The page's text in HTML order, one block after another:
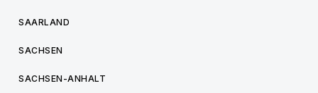
SAARLAND
SACHSEN
SACHSEN-ANHALT